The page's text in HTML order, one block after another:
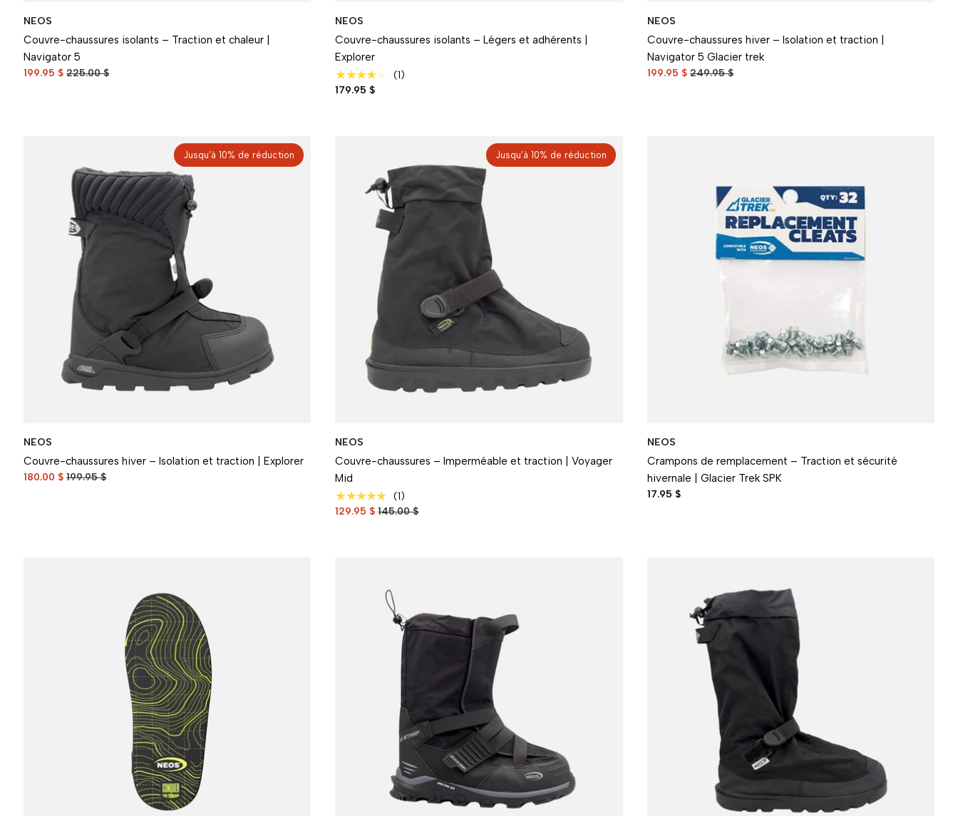
NEOS
Couvre-chaussures isolants – Traction et chaleur |
Navigator 5
199.95 $ 225.00 $
NEOS
Couvre-chaussures isolants – Légers et adhérents |
Explorer
★★★★★
(1)
179.95 $
NEOS
Couvre-chaussures hiver – Isolation et traction |
Navigator 5 Glacier trek
199.95 $ 249.95 $
Jusqu’à 10% de réduction
NEOS
Couvre-chaussures hiver – Isolation et traction | Explorer
180.00 $ 199.95 $
Jusqu’à 10% de réduction
NEOS
Couvre-chaussures – Imperméable et traction | Voyager
Mid
★★★★★
(1)
129.95 $ 145.00 $
NEOS
Crampons de remplacement – Traction et sécurité
hivernale | Glacier Trek SPK
17.95 $